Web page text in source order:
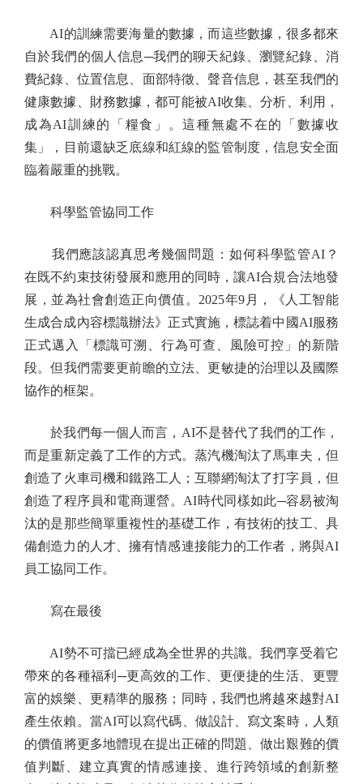
AI的訓練需要海量的數據，而這些數據，很多都來
自於我們的個人信息─我們的聊天紀錄、瀏覽紀錄、消
費紀錄、位置信息、面部特徵、聲音信息，甚至我們的
健康數據、財務數據，都可能被AI收集、分析、利用，
成為AI訓練的「糧食」。這種無處不在的「數據收
集」，目前還缺乏底線和紅線的監管制度，信息安全面
臨着嚴重的挑戰。
科學監管協同工作
我們應該認真思考幾個問題：如何科學監管AI？
在既不約束技術發展和應用的同時，讓AI合規合法地發
展，並為社會創造正向價值。2025年9月，《人工智能
生成合成內容標識辦法》正式實施，標誌着中國AI服務
正式邁入「標識可溯、行為可查、風險可控」的新階
段。但我們需要更前瞻的立法、更敏捷的治理以及國際
協作的框架。
於我們每一個人而言，AI不是替代了我們的工作，
而是重新定義了工作的方式。蒸汽機淘汰了馬車夫，但
創造了火車司機和鐵路工人；互聯網淘汰了打字員，但
創造了程序員和電商運營。AI時代同樣如此─容易被淘
汰的是那些簡單重複性的基礎工作，有技術的技工、具
備創造力的人才、擁有情感連接能力的工作者，將與AI
員工協同工作。
寫在最後
AI勢不可擋已經成為全世界的共識。我們享受着它
帶來的各種福利─更高效的工作、更便捷的生活、更豐
富的娛樂、更精準的服務；同時，我們也將越來越對AI
產生依賴。當AI可以寫代碼、做設計、寫文案時，人類
的價值將更多地體現在提出正確的問題、做出艱難的價
值判斷、建立真實的情感連接、進行跨領域的創新整